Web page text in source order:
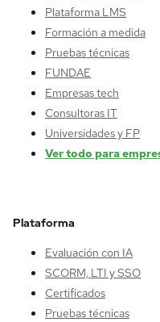
Plataforma LMS
Formación a medida
Pruebas técnicas
FUNDAE
Empresas tech
Consultoras IT
Universidades y FP
Ver todo para
Plataforma
Evaluación con IA
SCORM, LTI y SSO
Certificados
Pruebas técnicas